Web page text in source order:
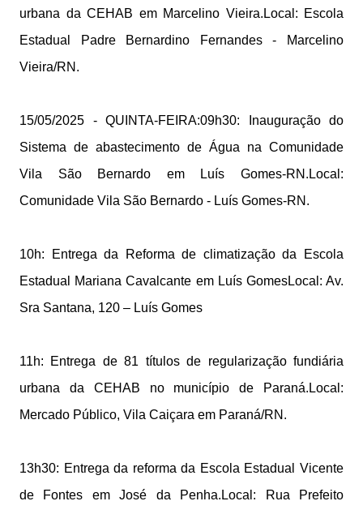
urbana da CEHAB em Marcelino Vieira.Local: Escola
Estadual Padre Bernardino Fernandes - Marcelino
Vieira/RN.
15/05/2025 - QUINTA-FEIRA:09h30: Inauguração do
Sistema de abastecimento de Água na Comunidade
Vila São Bernardo em Luís Gomes-RN.Local:
Comunidade Vila São Bernardo - Luís Gomes-RN.
10h: Entrega da Reforma de climatização da Escola
Estadual Mariana Cavalcante em Luís GomesLocal: Av.
Sra Santana, 120 – Luís Gomes
11h: Entrega de 81 títulos de regularização fundiária
urbana da CEHAB no município de Paraná.Local:
Mercado Público, Vila Caiçara em Paraná/RN.
13h30: Entrega da reforma da Escola Estadual Vicente
de Fontes em José da Penha.Local: Rua Prefeito